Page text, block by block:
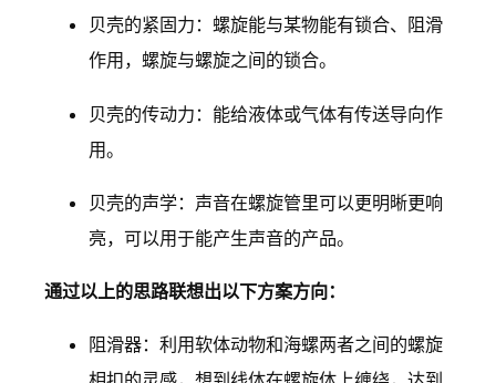
贝壳的紧固力：螺旋能与某物能有锁合、阻滑
作用，螺旋与螺旋之间的锁合。
贝壳的传动力：能给液体或气体有传送导向作
用。
贝壳的声学：声音在螺旋管里可以更明晰更响
亮，可以用于能产生声音的产品。
通过以上的思路联想出以下方案方向：
阻滑器：利用软体动物和海螺两者之间的螺旋